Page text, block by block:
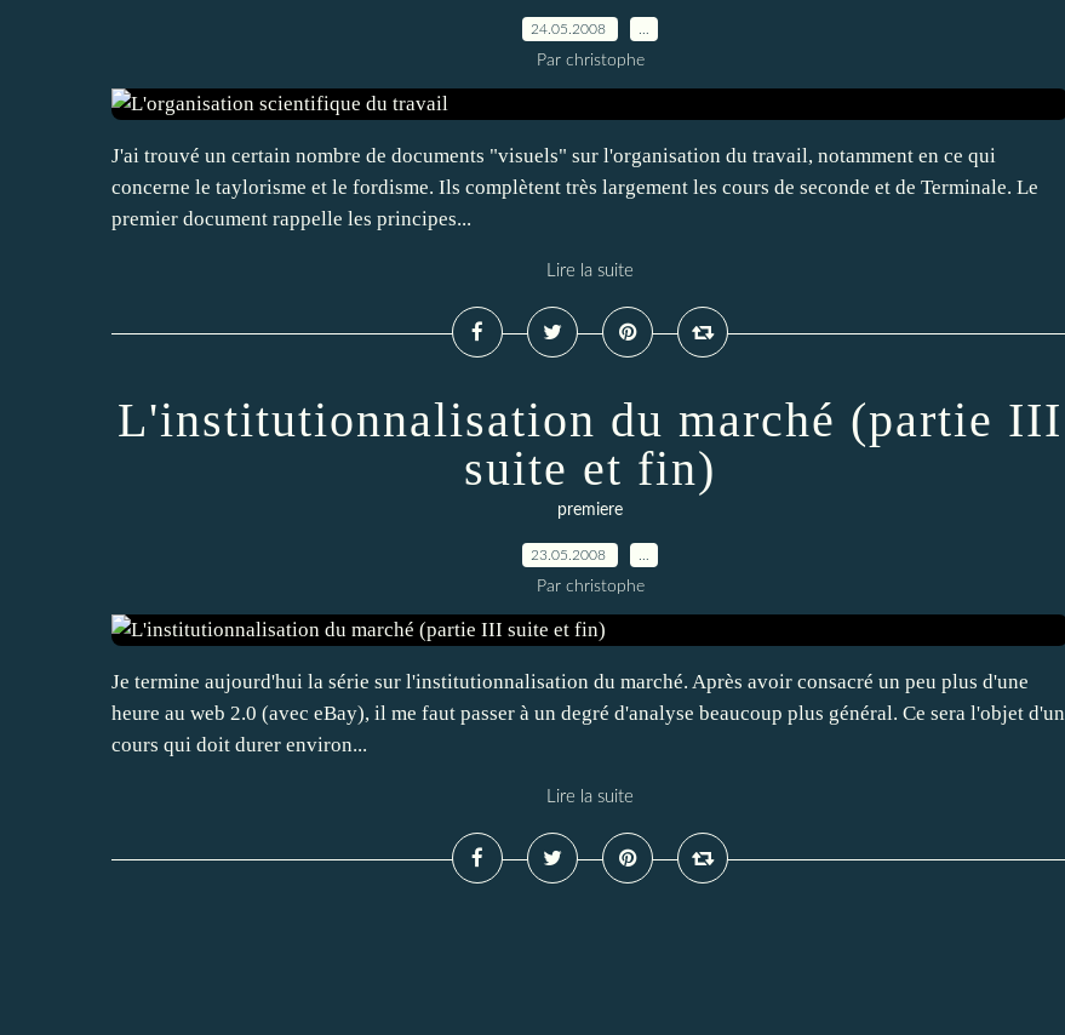
24.05.2008
Par christophe
J'ai trouvé un certain nombre de documents "visuels" sur l'organisation du travail, notamment en ce qui
concerne le taylorisme et le fordisme. Ils complètent très largement les cours de seconde et de Terminale. Le
premier document rappelle les principes...
Lire la suite
L'institutionnalisation du marché (partie III
suite et fin)
premiere
23.05.2008
Par christophe
Je termine aujourd'hui la série sur l'institutionnalisation du marché. Après avoir consacré un peu plus d'une
heure au web 2.0 (avec eBay), il me faut passer à un degré d'analyse beaucoup plus général. Ce sera l'objet d'un
cours qui doit durer environ...
Lire la suite